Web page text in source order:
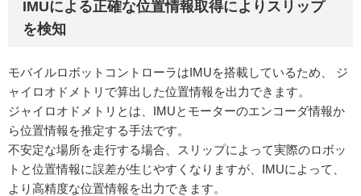
IMUによる正確な位置情報取得によりスリップ
を検知
モバイルロボットコントローラはIMUを搭載しているため、 ジ
ャイロオドメトリで算出した位置情報を出力できます。
ジャイロオドメトリとは、IMUとモーターのエンコーダ情報か
ら位置情報を推定する手法です。
不安定な場所を走行する場合、スリップによって実際のロボッ
トと位置情報に誤差が生じやすくなりますが、IMUによって、
より高精度な位置情報を出力できます。